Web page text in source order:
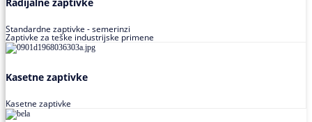
Standardne zaptivke - semerinzi
Zaptivke za teške industrijske primene
Kasetne zaptivke
Kasetne zaptivke